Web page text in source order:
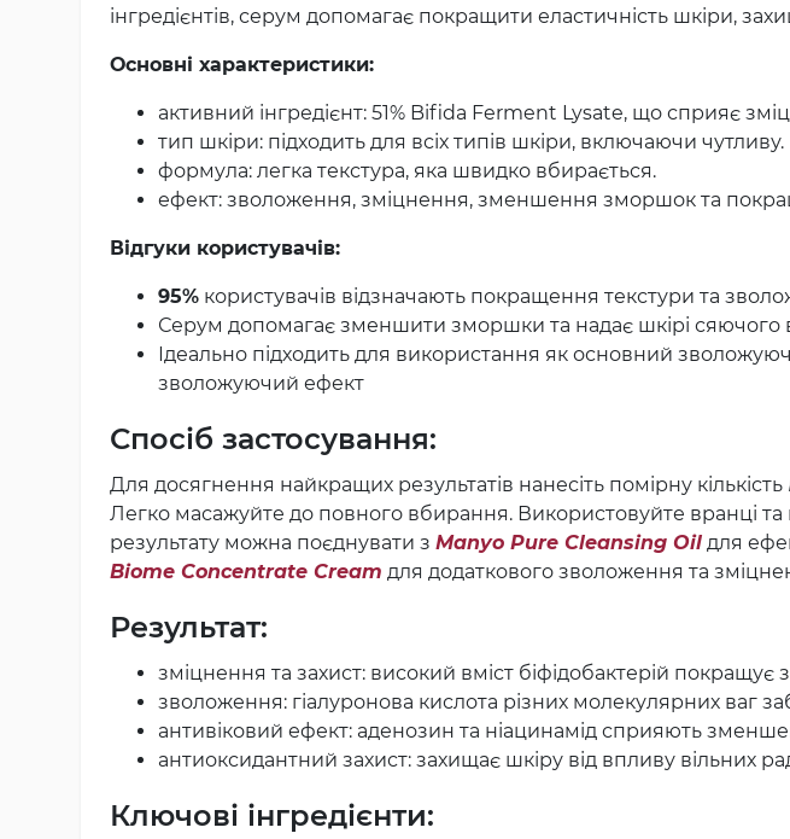
інгредієнтів, серум допомагає покращити еластичність шкіри,
Основні характеристики:
активний інгредієнт: 51% Bifida Ferment Lysate, що сприяє
тип шкіри: підходить для всіх типів шкіри, включаючи чутливу.
формула: легка текстура, яка швидко вбирається.
ефект: зволоження, зміцнення, зменшення зморшок та
Відгуки користувачів:
95% користувачів відзначають покращення текстури та
Серум допомагає зменшити зморшки та надає шкірі сяючого
Ідеально підходить для використання як основний
зволожуючий ефект
Спосіб застосування:
Для досягнення найкращих результатів нанесіть помірну кількість
Легко масажуйте до повного вбирання. Використовуйте вранці
результату можна поєднувати з Manyo Pure Cleansing Oil для
Biome Concentrate Cream для додаткового зволоження та
Результат:
зміцнення та захист: високий вміст біфідобактерій покращує
зволоження: гіалуронова кислота різних молекулярних ваг
антивіковий ефект: аденозин та ніацинамід сприяють
антиоксидантний захист: захищає шкіру від впливу вільних
Ключові інгредієнти: